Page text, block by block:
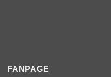
FANPAGE